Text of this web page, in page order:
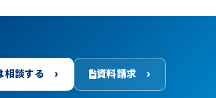
相談する › 資料請求 ›